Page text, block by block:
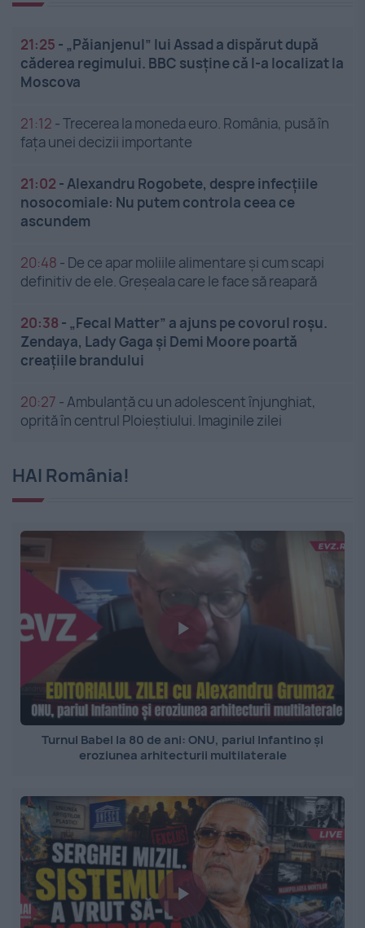
21:25 - „Păianjenul” lui Assad a dispărut după
căderea regimului. BBC susține că l-a localizat la
Moscova
21:12 -Trecerea la moneda euro. România, pusă în
fața unei decizii importante
21:02 -Alexandru Rogobete, despre infecțiile
nosocomiale: Nu putem controla ceea ce
ascundem
20:48 - De ce apar moliile alimentare și cum scapi
definitiv de ele. Greșeala care le face să reapară
20:38 - „Fecal Matter” a ajuns pe covorul roșu.
Zendaya, Lady Gaga și Demi Moore poartă
creațiile brandului
20:27 -Ambulanță cu un adolescent înjunghiat,
oprită în centrul Ploieștiului. Imaginile zilei
HAI România!
Turnul Babel la 80 de ani: ONU, pariul Infantino și
eroziunea arhitecturii multilaterale